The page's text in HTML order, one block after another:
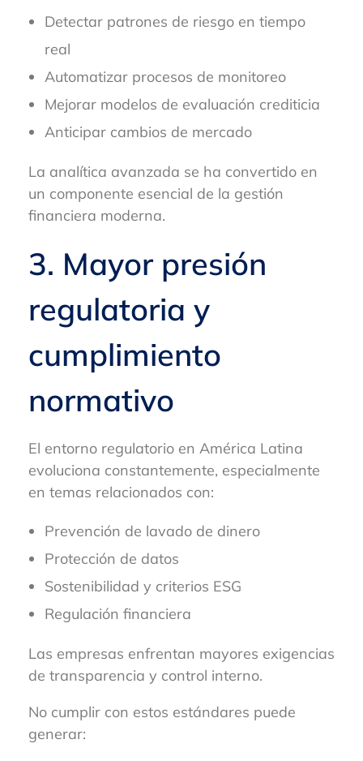
Detectar patrones de riesgo en tiempo
real
Automatizar procesos de monitoreo
Mejorar modelos de evaluación crediticia
Anticipar cambios de mercado
La analítica avanzada se ha convertido en
un componente esencial de la gestión
financiera moderna.
3. Mayor presión
regulatoria y
cumplimiento
normativo
El entorno regulatorio en América Latina
evoluciona constantemente, especialmente
en temas relacionados con:
Prevención de lavado de dinero
Protección de datos
Sostenibilidad y criterios ESG
Regulación financiera
Las empresas enfrentan mayores exigencias
de transparencia y control interno.
No cumplir con estos estándares puede
generar: